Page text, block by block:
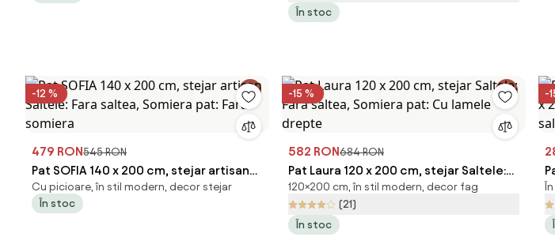
În stoc
-12 %
479 RON545 RON
Pat SOFIA 140 x 200 cm, stejar artisan
Saltele: Fara saltea, Somiera pat: Fara
somiera
Cu picioare, în stil modern, decor stejar
În stoc
-15 %
582 RON684 RON
Pat Laura 120 x 200 cm, stejar Saltele:
Fara saltea, Somiera pat: Cu lamele
drepte
120×200 cm, în stil modern, decor fag
(21)
În stoc
-